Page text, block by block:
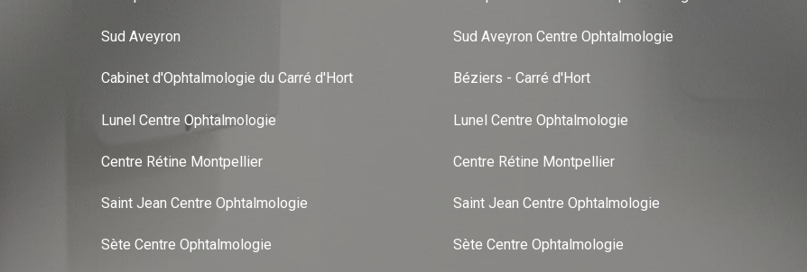
Sud Aveyron
Cabinet d'Ophtalmologie du Carré d'Hort
Lunel Centre Ophtalmologie
Centre Rétine Montpellier
Saint Jean Centre Ophtalmologie
Sète Centre Ophtalmologie
Sud Aveyron Centre Ophtalmologie
Béziers - Carré d'Hort
Lunel Centre Ophtalmologie
Centre Rétine Montpellier
Saint Jean Centre Ophtalmologie
Sète Centre Ophtalmologie